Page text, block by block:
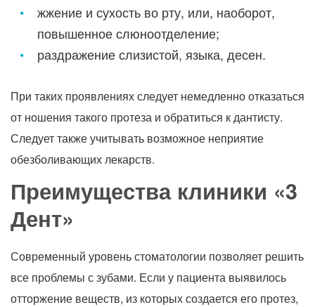
жжение и сухость во рту, или, наоборот,
повышенное слюноотделение;
раздражение слизистой, языка, десен.
При таких проявлениях следует немедленно отказаться
от ношения такого протеза и обратиться к дантисту.
Следует также учитывать возможное неприятие
обезболивающих лекарств.
Преимущества клиники «3
Дент»
Современный уровень стоматологии позволяет решить
все проблемы с зубами. Если у пациента выявилось
отторжение веществ, из которых создается его протез,